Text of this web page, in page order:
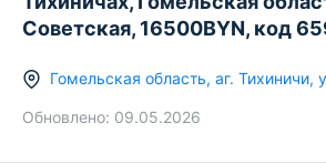
Советская, 16500BYN, код
Гомельская область, аг. Тихиничи,
Обновлено: 09.05.2026